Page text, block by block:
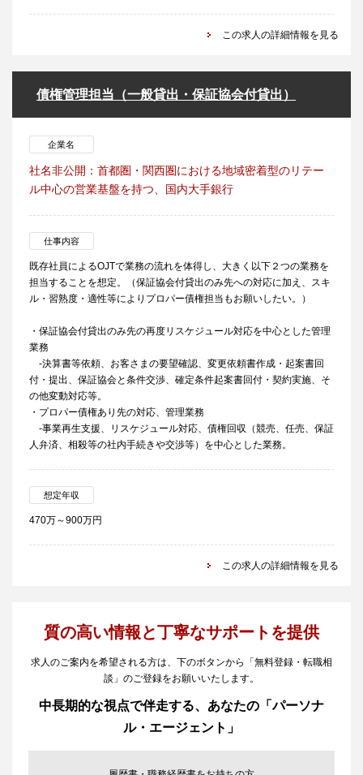
この求人の詳細情報を見る
債権管理担当（一般貸出・保証協会付貸出）
企業名
社名非公開：首都圏・関西圏における地域密着型のリテー
ル中心の営業基盤を持つ、国内大手銀行
仕事内容
既存社員によるOJTで業務の流れを体得し、大きく以下２つの業務を
担当することを想定。（保証協会付貸出のみ先への対応に加え、スキ
ル・習熟度・適性等によりプロパー債権担当もお願いしたい。）
・保証協会付貸出のみ先の再度リスケジュール対応を中心とした管理
業務
-決算書等依頼、お客さまの要望確認、変更依頼書作成・起案書回
付・提出、保証協会と条件交渉、確定条件起案書回付・契約実施、そ
の他変動対応等。
・プロパー債権あり先の対応、管理業務
-事業再生支援、リスケジュール対応、債権回収（競売、任売、保証
人弁済、相殺等の社内手続きや交渉等）を中心とした業務。
想定年収
470万～900万円
この求人の詳細情報を見る
質の高い情報と丁寧なサポートを提供
求人のご案内を希望される方は、下のボタンから「無料登録・転職相
談」のご登録をお願いいたします。
中長期的な視点で伴走する、あなたの「パーソナ
ル・エージェント」